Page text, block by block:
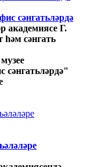
сәнгатьләрдә
академиясе Г.
һәм сәнгать